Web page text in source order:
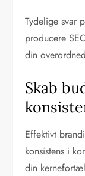
Tydelige svar
producere
din
Skab
Effektivt
konsistens i
din